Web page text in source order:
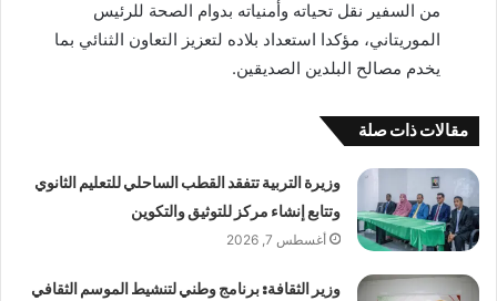
من السفير نقل تحياته وأمنياته بدوام الصحة للرئيس
الموريتاني، مؤكدا استعداد بلاده لتعزيز التعاون الثنائي بما
يخدم مصالح البلدين الصديقين.
مقالات ذات صلة
وزيرة التربية تتفقد القطب الساحلي للتعليم الثانوي
وتتابع إنشاء مركز للتوثيق والتكوين
أغسطس 7, 2026
وزير الثقافة: برنامج وطني لتنشيط الموسم الثقافي